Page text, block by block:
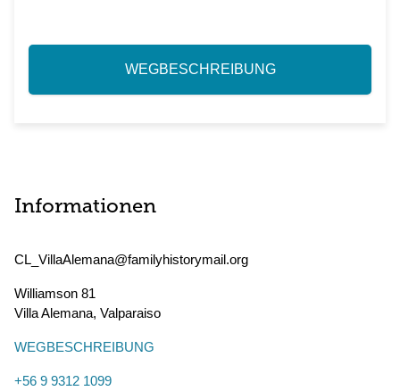
WEGBESCHREIBUNG
Informationen
CL_VillaAlemana@familyhistorymail.org
Williamson 81
Villa Alemana, Valparaiso
WEGBESCHREIBUNG
+56 9 9312 1099